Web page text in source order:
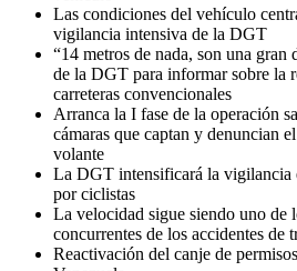
Las condiciones del vehículo
vigilancia intensiva de la DGT
“14 metros de nada, son una
de la DGT para informar sobre la
carreteras convencionales
Arranca la I fase de la operación
cámaras que captan y denuncian
volante
La DGT intensificará la vigilancia
por ciclistas
La velocidad sigue siendo uno de
concurrentes de los accidentes de
Reactivación del canje de